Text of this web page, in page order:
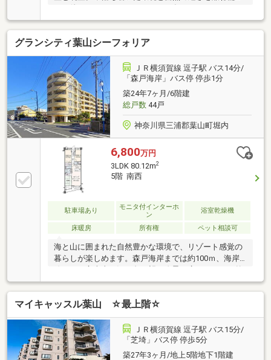
フルリフォーム実施。天井高、床は天然木フローリン
グを採用、自然素材にこだわり、白を基調とした、シ
ンプルで洗練された内装。
グランシティ葉山シーフォリア
ＪＲ横須賀線 逗子駅 バス14分/
「森戸海岸」バス停 停歩1分
築24年7ヶ月/6階建
総戸数44戸
神奈川県三浦郡葉山町堀内
6,800万円
3LDK 80.12m2
5階 南西
駐車場あり
モニタ付インターホ
ン
浴室乾燥機
床暖房 所有権 ペット相談可
海と山に囲まれた自然豊かな環境で、リゾート感覚の
暮らしが楽しめます。森戸海岸までは約100ｍ、海岸
観はタイル貼りで高級感があり、エントランスは大理
石仕様。屋上庭園からは葉山の海と山を一望でき、贅
沢な時間を過ごせます。葉山御用邸があるエリアで、
治安や景観保全への意識が高く、街全体に落ち着いた
品格があります。乾燥しづらいＴＥＳ式床暖房で冬も
快適。オープンエアスペースでは星空を眺めながらゆ
ったり過ごせます。ホテルライクなパウダールーム
マイキャッスル葉山 ☆最上階☆
ＪＲ横須賀線 逗子駅 バス15分/
「芝埼」バス停 停歩5分
築27年3ヶ月/地上5階地下1階建